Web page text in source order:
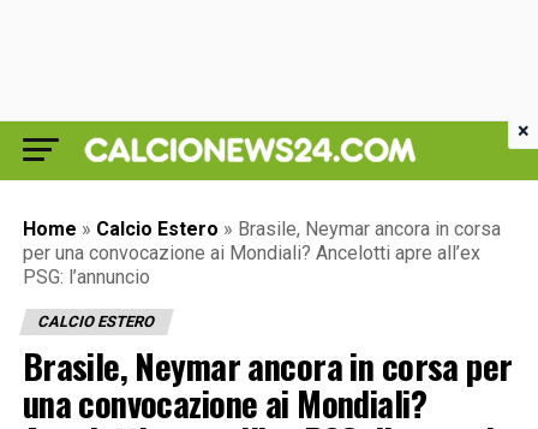
Home » Calcio Estero » Brasile, Neymar ancora in corsa
per una convocazione ai Mondiali? Ancelotti apre all’ex
PSG: l’annuncio
CALCIO ESTERO
Brasile, Neymar ancora in corsa per
una convocazione ai Mondiali?
×